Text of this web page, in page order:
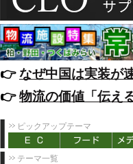
👉️なぜ中国は実装が
👉️物流の価値「伝え
ピックアップテーマ
テーマ一覧